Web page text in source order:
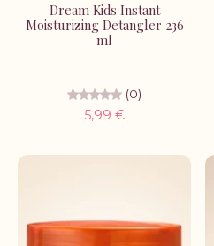
Dream Kids Instant
Moisturizing Detangler 236
ml
(0)
5,99 €